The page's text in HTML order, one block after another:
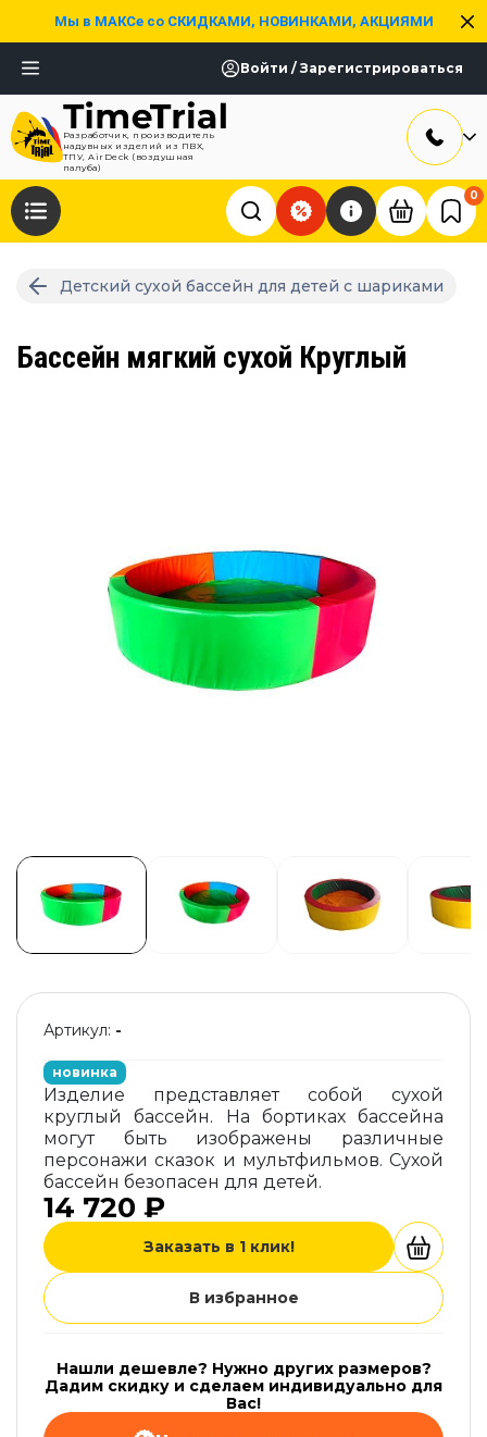
Мы в МАКСе со СКИДКАМИ, НОВИНКАМИ, АКЦИЯМИ
Войти / Зарегистрироваться
Разработчик, производитель
надувных изделий из ПВХ,
ТПУ, AirDeck (воздушная
палуба)
0
Детский сухой бассейн для детей с шариками
Бассейн мягкий сухой Круглый
Артикул: -
новинка
Изделие представляет собой сухой
круглый бассейн. На бортиках бассейна
могут быть изображены различные
персонажи сказок и мультфильмов. Сухой
бассейн безопасен для детей.
14 720 ₽
Заказать в 1 клик!
В избранное
Нашли дешевле? Нужно других размеров?
Дадим скидку и сделаем индивидуально для
Вас!